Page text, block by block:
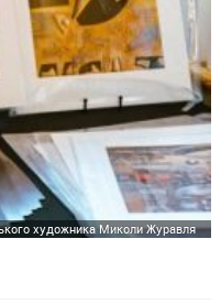
художника Миколи Журавля